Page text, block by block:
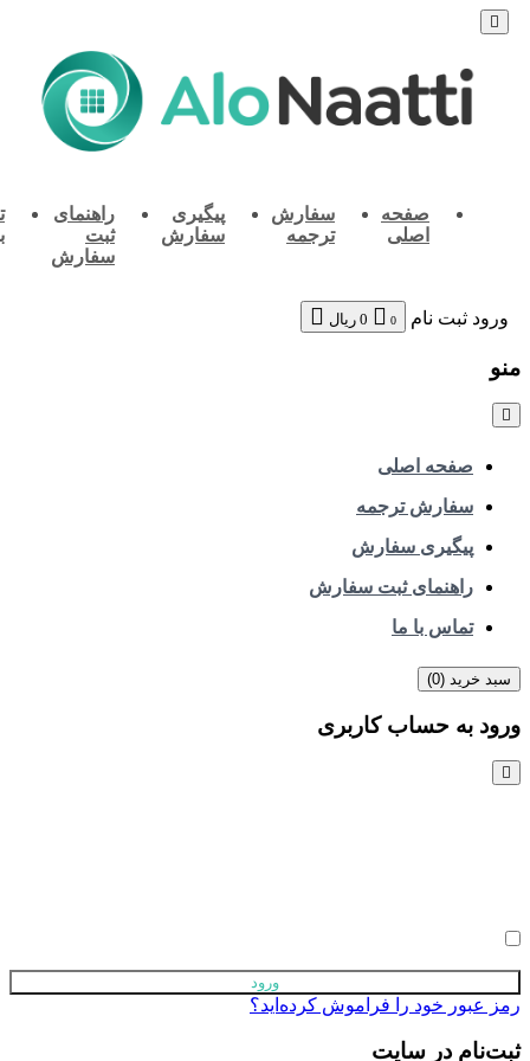
صفحه
سفارش
ترجمه
پیگیری
سفارش
راهنمای
ثبت
سفارش
تماس
ثبت نام 0
0 ریال
صفحه اصلی
سفارش ترجمه
پیگیری سفارش
راهنمای ثبت سفارش
تماس با ما
(
0
به حساب کاربری
به خاطر بسپار
خود را فراموش کرده‌اید؟
در سایت